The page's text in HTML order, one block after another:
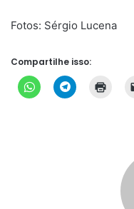
Fotos: Sérgio Lucena
Compartilhe isso: